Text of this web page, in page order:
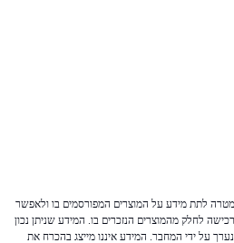
לתת מידע על המוצרים המפורסמים בו ולאפשר
לחלק מהמוצרים הנזכרים בו. המידע שניתן נכון
על ידי המחבר. המידע איננו מייצג בהכרח את